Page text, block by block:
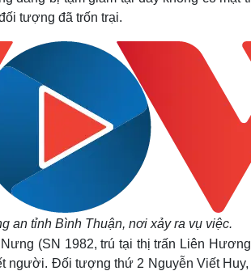
Hậu trường
yêu - Gia đình
Sân khấu - Điện ảnh
Văn học
Âm nhạc
Di sản
tượng đã trốn trại.
an tỉnh Bình Thuận, nơi xảy ra vụ việc.
(SN 1982, trú tại thị trấn Liên
người. Đối tượng thứ 2 Nguyễn Viết Huy,